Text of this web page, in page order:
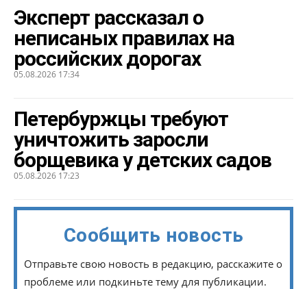
Эксперт рассказал о
неписаных правилах на
российских дорогах
05.08.2026 17:34
Петербуржцы требуют
уничтожить заросли
борщевика у детских садов
05.08.2026 17:23
Сообщить новость
Отправьте свою новость в редакцию, расскажите о
проблеме или подкиньте тему для публикации.